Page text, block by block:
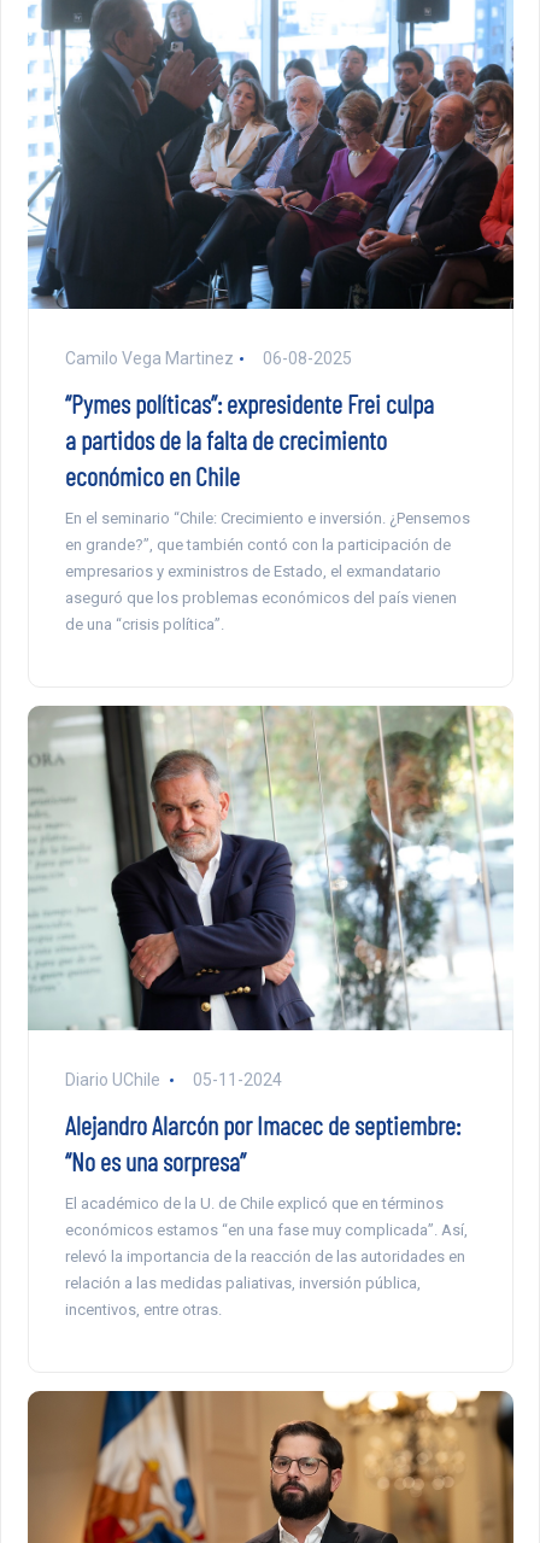
Camilo Vega Martinez 06-08-2025
“Pymes políticas”: expresidente Frei culpa
a partidos de la falta de crecimiento
económico en Chile
En el seminario “Chile: Crecimiento e inversión. ¿Pensemos
en grande?”, que también contó con la participación de
empresarios y exministros de Estado, el exmandatario
aseguró que los problemas económicos del país vienen
de una “crisis política”.
Diario UChile 05-11-2024
Alejandro Alarcón por Imacec de septiembre:
“No es una sorpresa”
El académico de la U. de Chile explicó que en términos
económicos estamos “en una fase muy complicada”. Así,
relevó la importancia de la reacción de las autoridades en
relación a las medidas paliativas, inversión pública,
incentivos, entre otras.